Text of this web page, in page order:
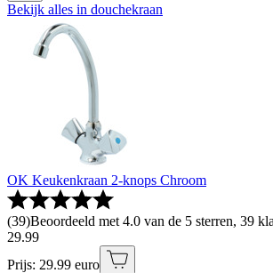
Bekijk alles in douchekraan
OK Keukenkraan 2-knops Chroom
(39)Beoordeeld met 4.0 van de 5 sterren, 39
29.99
Prijs: 29.99 euro